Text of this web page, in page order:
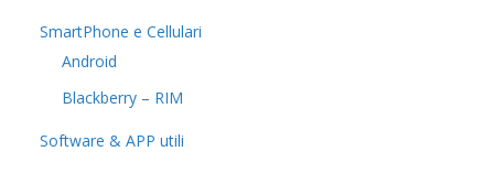
SmartPhone e Cellulari
Android
Blackberry – RIM
Software & APP utili